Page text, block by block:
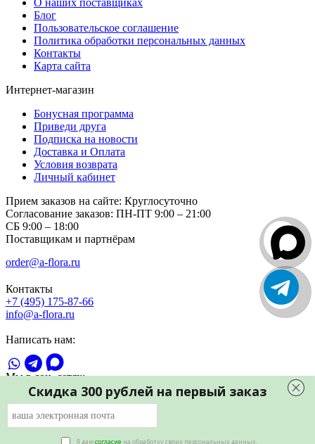
Скидка 300 рублей на первый заказ
Я даюсогласие на обработку своих персональных данных.
О наших поставщиках
Блог
Пользовательское соглашение
Политика обработки персональных данных
Контакты
Карта сайта
Интернет-магазин
Бонусная программа
Приведи друга
Подписка на новости
Доставка и Оплата
Условия возврата
Личный кабинет
Прием заказов на сайте: Круглосуточно
Согласование заказов: ПН-ПТ 9:00 – 21:00
СБ 9:00 – 18:00
Поставщикам и партнёрам
order@a-flora.ru
Контакты
+7 (495) 175-87-66
info@a-flora.ru
Написать нам:
Мы в соц. сетях: